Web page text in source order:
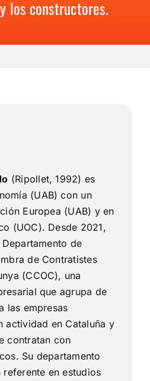
los constructores.
(Ripollet, 1992) es
(UAB) con un
Europea (UAB) y en
(UOC). Desde 2021,
de
de Contratistes
(CCOC), una
que agrupa de
las empresas
actividad en Cataluña y
contratan con
Su departamento
en estudios